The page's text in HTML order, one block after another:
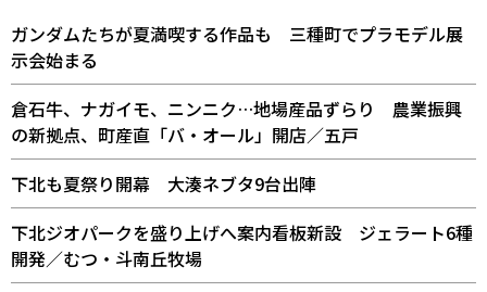
ガンダムたちが夏満喫する作品も 三種町でプラモデル展
示会始まる
倉石牛、ナガイモ、ニンニク…地場産品ずらり 農業振興
の新拠点、町産直「バ・オール」開店／五戸
下北も夏祭り開幕 大湊ネブタ9台出陣
下北ジオパークを盛り上げへ案内看板新設 ジェラート6種
開発／むつ・斗南丘牧場